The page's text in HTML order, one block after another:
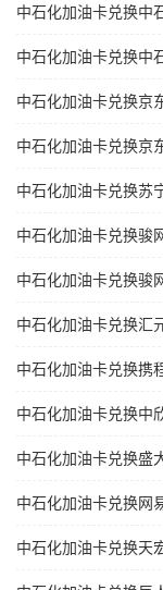
中石化加油卡兑换中
中石化加油卡兑换中
中石化加油卡兑换京
中石化加油卡兑换京
中石化加油卡兑换苏
中石化加油卡兑换骏
中石化加油卡兑换骏
中石化加油卡兑换汇
中石化加油卡兑换携
中石化加油卡兑换中
中石化加油卡兑换盛
中石化加油卡兑换网
中石化加油卡兑换天